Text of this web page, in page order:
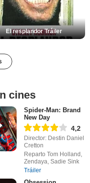
El resplandor Tráiler
cines
Spider-Man: Brand
New Day
4,2
Director: Destin Daniel
Cretton
Reparto Tom Holland,
Zendaya, Sadie Sink
Tráiler